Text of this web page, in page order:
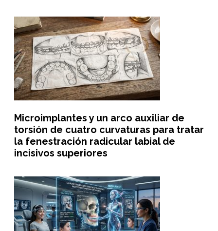
Microimplantes y un arco auxiliar de
torsión de cuatro curvaturas para tratar
la fenestración radicular labial de
incisivos superiores